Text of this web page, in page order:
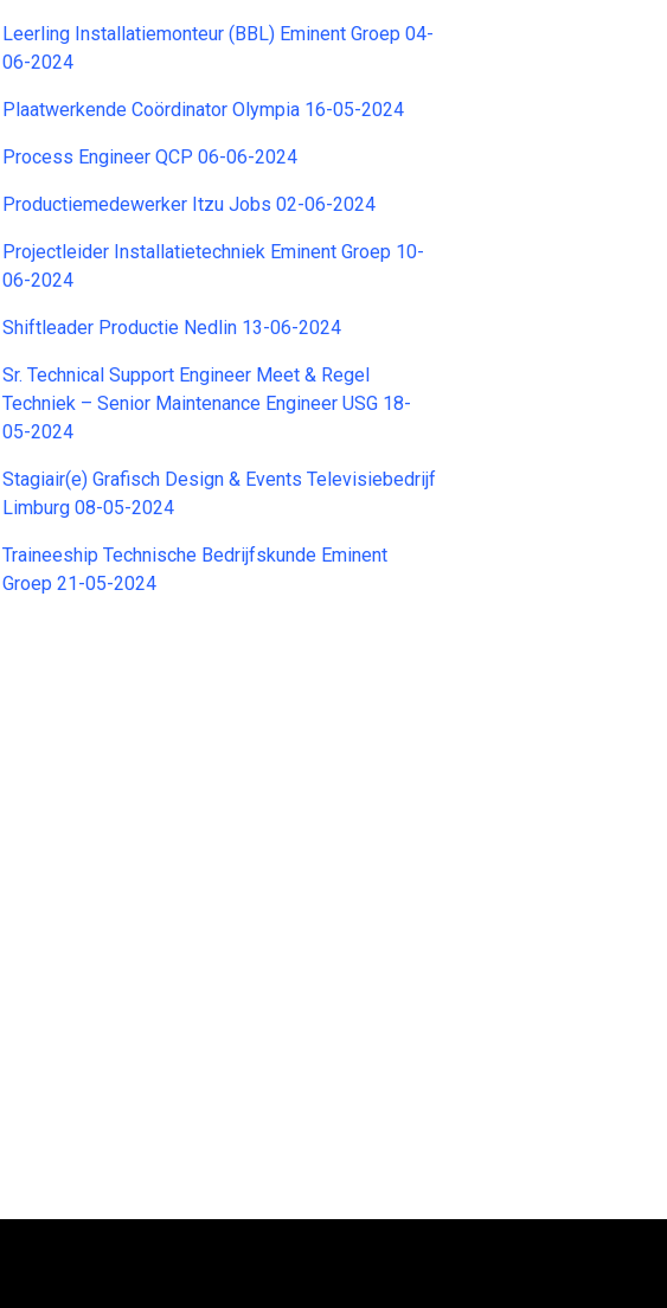
Leerling Installatiemonteur (BBL) Eminent Groep 04-
06-2024
Plaatwerkende Coördinator Olympia 16-05-2024
Process Engineer QCP 06-06-2024
Productiemedewerker Itzu Jobs 02-06-2024
Projectleider Installatietechniek Eminent Groep 10-
06-2024
Shiftleader Productie Nedlin 13-06-2024
Sr. Technical Support Engineer Meet & Regel
Techniek – Senior Maintenance Engineer USG 18-
05-2024
Stagiair(e) Grafisch Design & Events Televisiebedrijf
Limburg 08-05-2024
Traineeship Technische Bedrijfskunde Eminent
Groep 21-05-2024